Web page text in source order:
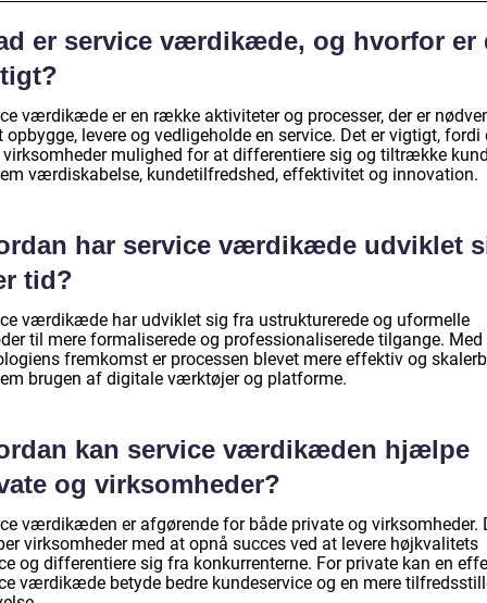
er service værdikæde, og hvorfor er
værdikæde er en række aktiviteter og processer, der er
opbygge, levere og vedligeholde en service. Det er vigtigt, fordi
virksomheder mulighed for at differentiere sig og tiltrække
værdiskabelse, kundetilfredshed, effektivitet og innovation.
har service værdikæde udviklet
tid?
værdikæde har udviklet sig fra ustrukturerede og uformelle
til mere formaliserede og professionaliserede tilgange. Med
fremkomst er processen blevet mere effektiv og
brugen af digitale værktøjer og platforme.
kan service værdikæden hjælpe
og virksomheder?
værdikæden er afgørende for både private og virksomheder.
virksomheder med at opnå succes ved at levere højkvalitets
og differentiere sig fra konkurrenterne. For private kan en
værdikæde betyde bedre kundeservice og en mere